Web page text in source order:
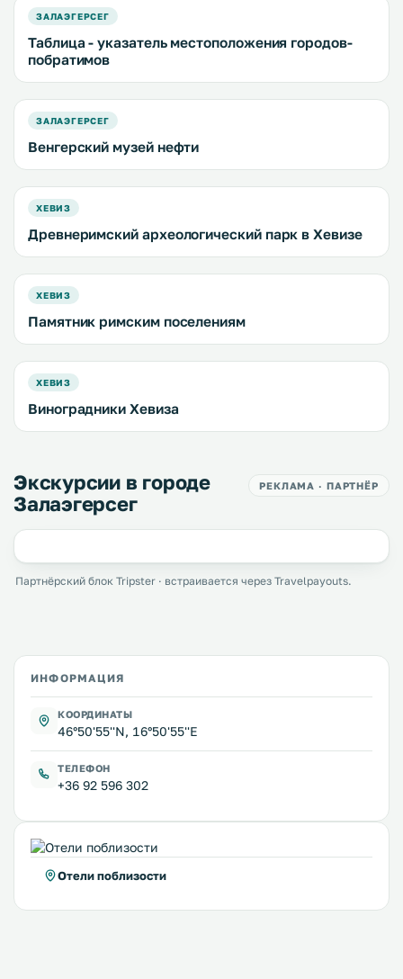
ЗАЛАЭГЕРСЕГ
Таблица - указатель местоположения городов-
побратимов
ЗАЛАЭГЕРСЕГ
Венгерский музей нефти
ХЕВИЗ
Древнеримский археологический парк в Хевизе
ХЕВИЗ
Памятник римским поселениям
ХЕВИЗ
Виноградники Хевиза
Экскурсии в городе
Залаэгерсег
РЕКЛАМА · ПАРТНЁР
Партнёрский блок Tripster · встраивается через Travelpayouts.
ИНФОРМАЦИЯ
КООРДИНАТЫ
46°50'55''N, 16°50'55''E
ТЕЛЕФОН
+36 92 596 302
Отели поблизости